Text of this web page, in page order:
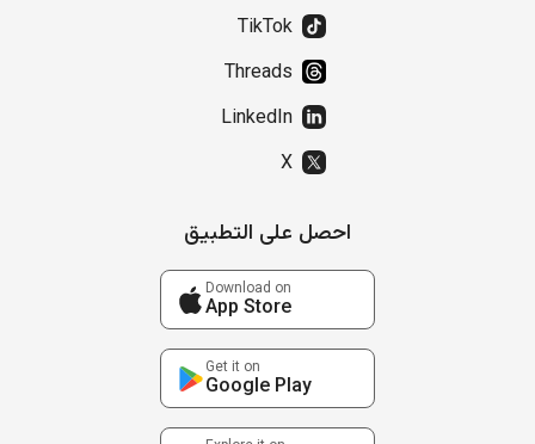
TikTok
Threads
LinkedIn
X
احصل على التطبيق
Download on
App Store
Get it on
Google Play